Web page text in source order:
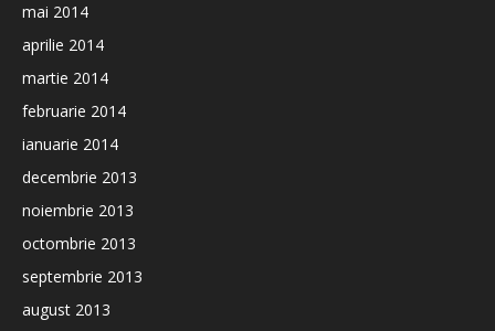
mai 2014
aprilie 2014
martie 2014
februarie 2014
ianuarie 2014
decembrie 2013
noiembrie 2013
octombrie 2013
septembrie 2013
august 2013